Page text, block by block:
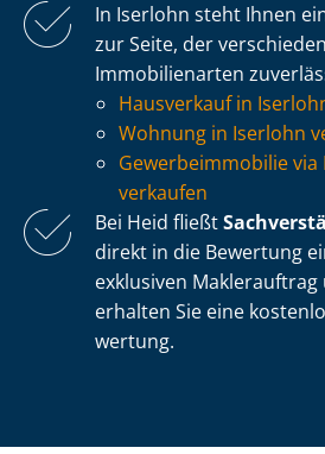
In Iserlohn steht Ihnen
zur Seite, der
Immobilienarten
Hausverkauf in
Wohnung in Iserlohn
Ge­wer­be­im­mo­bi­lie
verkaufen
Bei Heid fließt
direkt in die Bewertung
exklusiven
erhalten Sie eine
wer­tung.